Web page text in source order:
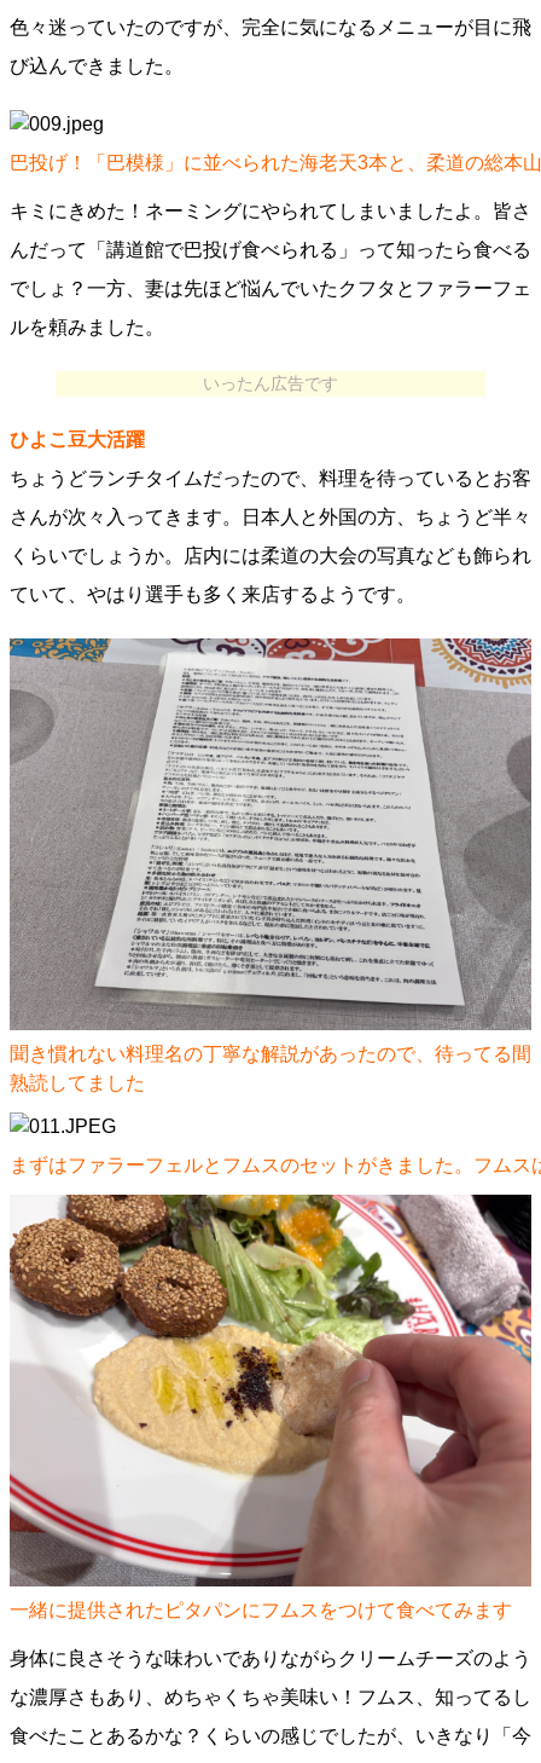
色々迷っていたのですが、完全に気になるメニューが目に飛
び込んできました。
巴投げ！「巴模様」に並べられた海老天3本と、柔道の総本
キミにきめた！ネーミングにやられてしまいましたよ。皆さ
んだって「講道館で巴投げ食べられる」って知ったら食べる
でしょ？一方、妻は先ほど悩んでいたクフタとファラーフェ
ルを頼みました。
いったん広告です
ひよこ豆大活躍
ちょうどランチタイムだったので、料理を待っているとお客
さんが次々入ってきます。日本人と外国の方、ちょうど半々
くらいでしょうか。店内には柔道の大会の写真なども飾られ
ていて、やはり選手も多く来店するようです。
聞き慣れない料理名の丁寧な解説があったので、待ってる間
熟読してました
まずはファラーフェルとフムスのセットがきました。フム
一緒に提供されたピタパンにフムスをつけて食べてみます
身体に良さそうな味わいでありながらクリームチーズのよう
な濃厚さもあり、めちゃくちゃ美味い！フムス、知ってるし
食べたことあるかな？くらいの感じでしたが、いきなり「今